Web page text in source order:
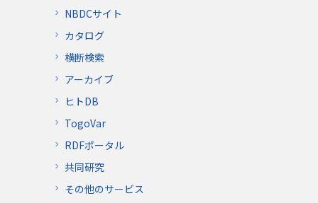
NBDCサイト
カタログ
横断検索
アーカイブ
ヒトDB
TogoVar
RDFポータル
共同研究
その他のサービス